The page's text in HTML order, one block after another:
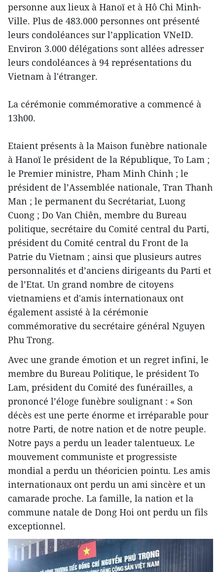
personne aux lieux à Hanoï et à Hô Chi Minh-
Ville. Plus de 483.000 personnes ont présenté
leurs condoléances sur l’application VNeID.
Environ 3.000 délégations sont allées adresser
leurs condoléances à 94 représentations du
Vietnam à l'étranger.
La cérémonie commémorative a commencé à
13h00.
Etaient présents à la Maison funèbre nationale
à Hanoï le président de la République, To Lam ;
le Premier ministre, Pham Minh Chinh ; le
président de l’Assemblée nationale, Tran Thanh
Man ; le permanent du Secrétariat, Luong
Cuong ; Do Van Chiên, membre du Bureau
politique, secrétaire du Comité central du Parti,
président du Comité central du Front de la
Patrie du Vietnam ; ainsi que plusieurs autres
personnalités et d’anciens dirigeants du Parti et
de l’Etat. Un grand nombre de citoyens
vietnamiens et d'amis internationaux ont
également assisté à la cérémonie
commémorative du secrétaire général Nguyen
Phu Trong.
Avec une grande émotion et un regret infini, le
membre du Bureau Politique, le président To
Lam, président du Comité des funérailles, a
prononcé l’éloge funèbre soulignant : « Son
décès est une perte énorme et irréparable pour
notre Parti, de notre nation et de notre peuple.
Notre pays a perdu un leader talentueux. Le
mouvement communiste et progressiste
mondial a perdu un théoricien pointu. Les amis
internationaux ont perdu un ami sincère et un
camarade proche. La famille, la nation et la
commune natale de Dong Hoi ont perdu un fils
exceptionnel.